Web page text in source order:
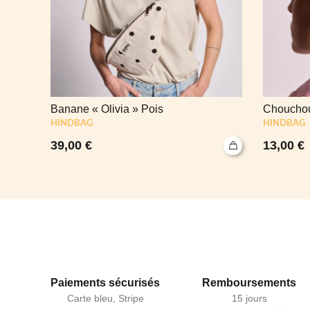
Banane « Olivia » Pois
HINDBAG
39,00 €
HINDBAG
13,00 €
Paiements sécurisés
Carte bleu, Stripe
Remboursements
15 jours